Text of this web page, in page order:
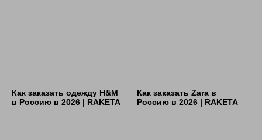
Как заказать одежду H&M
в Россию в 2026 | RAKETA
Как заказать Zara в
Россию в 2026 | RAKETA